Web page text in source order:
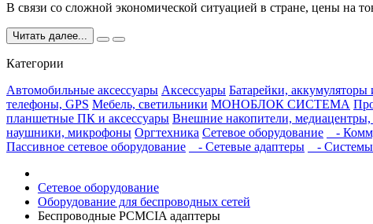
В связи со сложной экономической ситуацией в стране, цены на
Читать далее...
Категории
Автомобильные аксессуары Аксессуары Батарейки, аккумуляторы
телефоны, GPS Мебель, светильники МОНОБЛОК СИСТЕМА
планшетные ПК и аксессуары Внешние накопители,
наушники, микрофоны Оргтехника Сетевое оборудование -
Пассивное сетевое оборудование
- Сетевые адаптеры - Системы
Сетевое оборудование
Оборудование для беспроводных сетей
Беспроводные PCMCIA адаптеры